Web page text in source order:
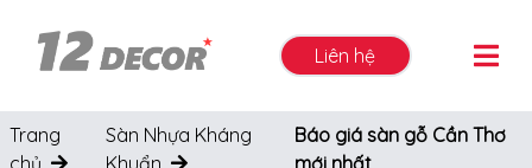
Liên hệ
Trang
chủ
Sàn Nhựa Kháng
Khuẩn
Báo giá sàn gỗ Cần Thơ
mới nhất